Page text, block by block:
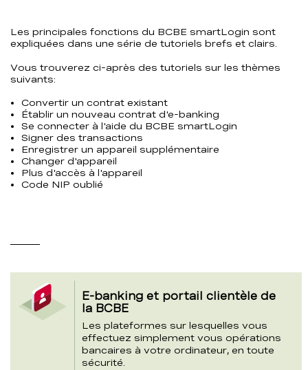
Les principales fonctions du BCBE smartLogin sont
expliquées dans une série de tutoriels brefs et clairs.
Vous trouverez ci-après des tutoriels sur les thèmes
suivants:
Convertir un contrat existant
Établir un nouveau contrat d'e-banking
Se connecter à l'aide du BCBE smartLogin
Signer des transactions
Enregistrer un appareil supplémentaire
Changer d'appareil
Plus d'accès à l'appareil
Code NIP oublié
section
de
cartes
E-banking et portail clientèle de
la BCBE
Les plateformes sur lesquelles vous
effectuez simplement vous opérations
bancaires à votre ordinateur, en toute
sécurité.